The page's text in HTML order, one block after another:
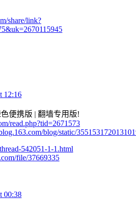
share/link?
12:16
便携版 | 翻墙专用版!
read.php?tid=2671573
blog/static/
542051-1-1.html
file/37669335
00:38